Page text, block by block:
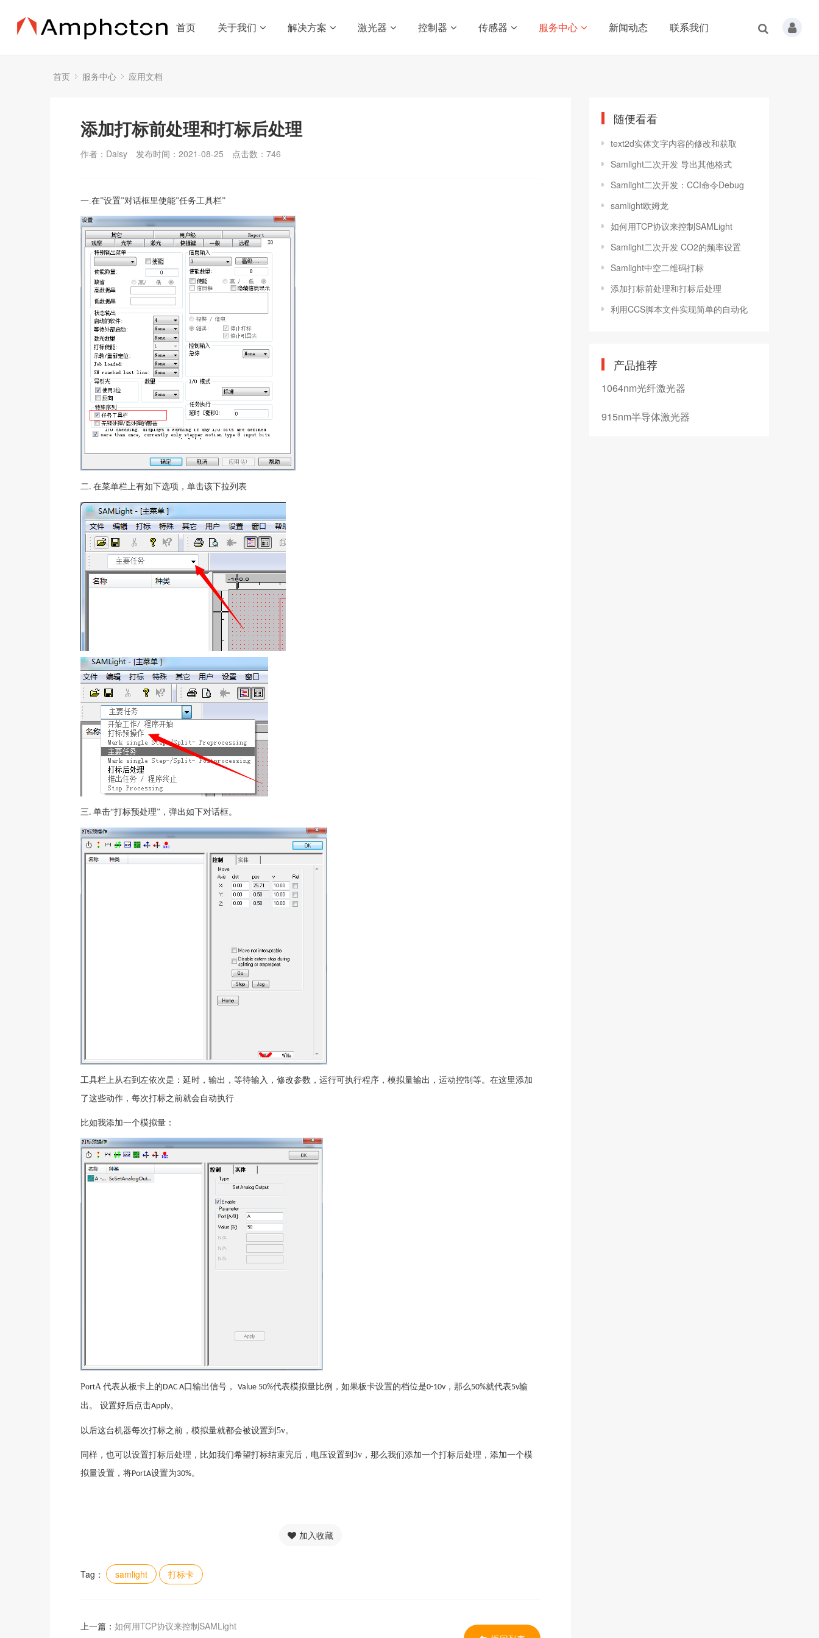
首页 关于我们 解决方案 激光器 控制器 传感器 服务中心 新闻动态 联系我们
首页 服务中心 应用文档
添加打标前处理和打标后处理
作者：Daisy 发布时间：2021-08-25 点击数： 746
一.在”设置”对话框里使能”任务工具栏”
二. 在菜单栏上有如下选项，单击该下拉列表
三. 单击“打标预处理”，弹出如下对话框。
工具栏上从右到左依次是：延时，输出，等待输入，修改参数，运行可执行程序，模拟量输出，运动控制等。在这里添加
了这些动作，每次打标之前就会自动执行
比如我添加一个模拟量：
PortA 代表从板卡上的DAC A口输出信号， Value 50%代表模拟量比例，如果板卡设置的档位是0-10v ，那么50%就代表5v输
出。 设置好后点击Apply。
以后这台机器每次打标之前，模拟量就都会被设置到 5v。
同样，也可以设置打标后处理，比如我们希望打标结束完后，电压设置到 3v ，那么我们添加一个打标后处理，添加一个模
拟量设置，将PortA设置为30%。
加入收藏
Tag： samlight 打标卡
上一篇： 如何用TCP协议来控制SAMLight
随便看看
text2d实体文字内容的修改和获取
Samlight二次开发 导出其他格式
Samlight二次开发：CCI命令Debug
samlight欧姆龙
如何用TCP协议来控制SAMLight
Samlight二次开发 CO2的频率设置
Samlight中空二维码打标
添加打标前处理和打标后处理
利用CCS脚本文件实现简单的自动化
产品推荐
1064nm光纤激光器
915nm半导体激光器